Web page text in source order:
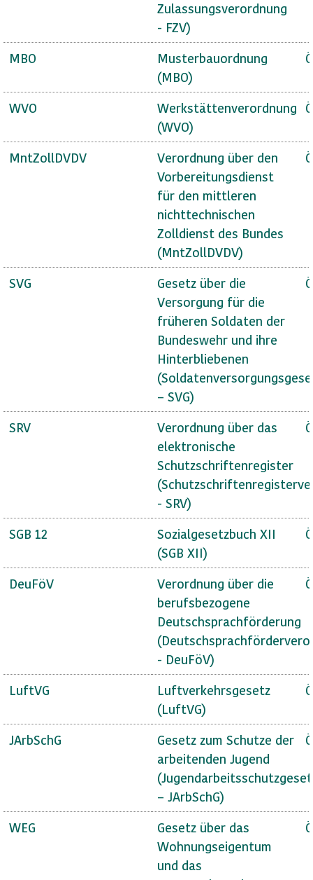
Zulassungsverordnung
- FZV)
MBO
Musterbauordnung
(MBO)
WVO
Werkstättenverordnung
(WVO)
MntZollDVDV
Verordnung über den
Vorbereitungsdienst
für den mittleren
nichttechnischen
Zolldienst des Bundes
(MntZollDVDV)
SVG
Gesetz über die
Versorgung für die
früheren Soldaten der
Bundeswehr und ihre
Hinterbliebenen
– SVG)
SRV
Verordnung über das
elektronische
Schutzschriftenregister
- SRV)
SGB 12
Sozialgesetzbuch XII
(SGB XII)
DeuFöV
Verordnung über die
berufsbezogene
Deutschsprachförderung
- DeuFöV)
LuftVG
Luftverkehrsgesetz
(LuftVG)
JArbSchG
Gesetz zum Schutze der
arbeitenden Jugend
– JArbSchG)
WEG
Gesetz über das
Wohnungseigentum
und das